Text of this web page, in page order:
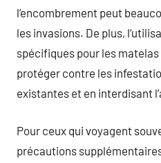
l’encombrement peut
les invasions. De plus,
spécifiques pour les
protéger contre les
existantes et en interdisant
Pour ceux qui voyagent
précautions